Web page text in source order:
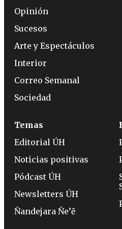
Opinión
Sucesos
Arte y Espectáculos
Interior
Correo Semanal
Sociedad
Temas
Editorial ÚH
Noticias positivas
Pódcast ÚH
Newsletters ÚH
Ñandejara Ñe’ẽ